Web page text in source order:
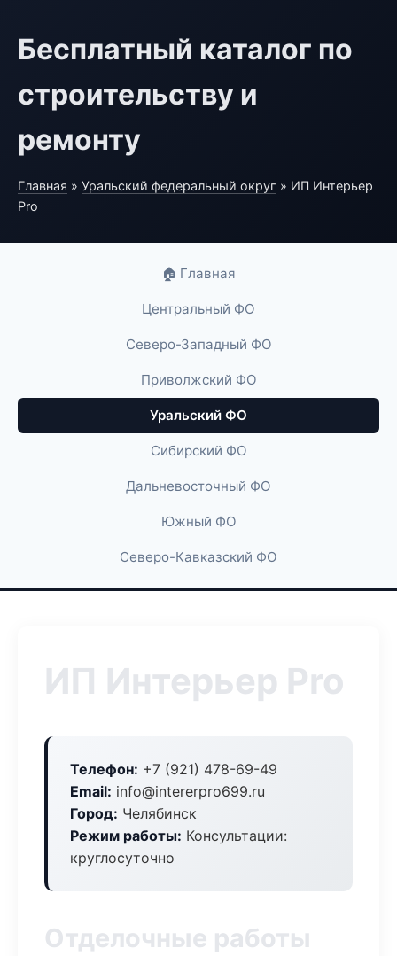
Бесплатный каталог по
строительству и
ремонту
Главная » Уральский федеральный округ » ИП Интерьер
Pro
🏠 Главная
Центральный ФО
Северо-Западный ФО
Приволжский ФО
Уральский ФО
Сибирский ФО
Дальневосточный ФО
Южный ФО
Северо-Кавказский ФО
ИП Интерьер Pro
Телефон: +7 (921) 478-69-49
Email: info@intererpro699.ru
Город: Челябинск
Режим работы: Консультации:
круглосуточно
Отделочные работы